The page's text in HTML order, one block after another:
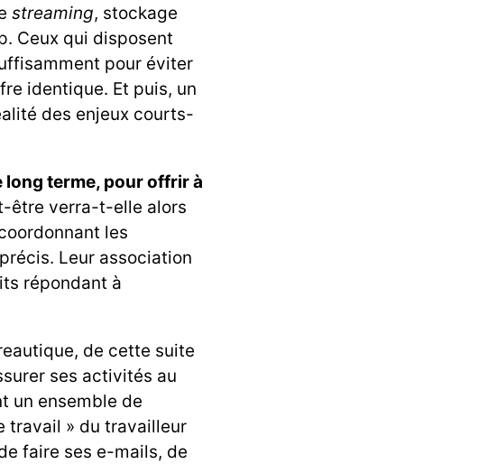
streaming, stockage
Ceux qui disposent
pour éviter
identique. Et puis, un
des enjeux courts-
long terme, pour offrir à
être verra-t-elle alors
les
Leur association
répondant à
de cette suite
ses activités au
un ensemble de
travail » du travailleur
faire ses e-mails, de